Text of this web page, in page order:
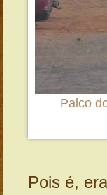
Palco
Pois é,